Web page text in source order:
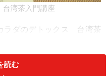
湾茶入門講座
ラダのデトックス 台湾茶
ました。HATAKEスイーツ
と健康を意識した内容を五
読む